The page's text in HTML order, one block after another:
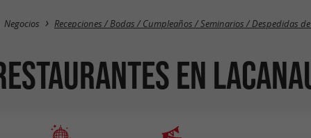
Negocios Recepciones / Bodas / Cumpleaños / Seminarios / Despedidas
en